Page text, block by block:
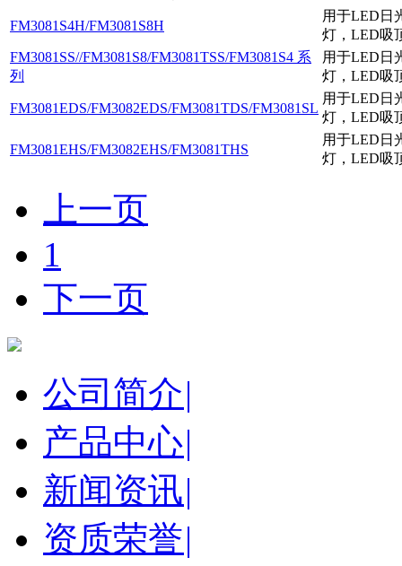
FM3081S4H/FM3081S8H
用于LED日
灯，LED吸
FM3081SS//FM3081S8/FM3081TSS/FM3081S4 系
列
用于LED日
灯，LED吸
FM3081EDS/FM3082EDS/FM3081TDS/FM3081SL
用于LED日
灯，LED吸
FM3081EHS/FM3082EHS/FM3081THS
用于LED日
灯，LED吸
上一页
1
下一页
公司简介|
产品中心|
新闻资讯|
资质荣誉|